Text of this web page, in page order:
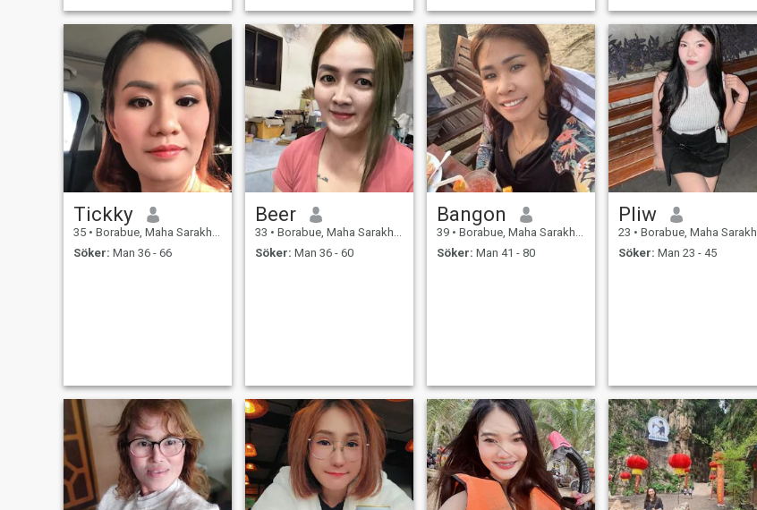
Tickky
35 • Borabue, Maha Sarakham, Thailand
Söker: Man 36 - 66
Beer
33 • Borabue, Maha Sarakham, Thailand
Söker: Man 36 - 60
Bangon
39 • Borabue, Maha Sarakham, Thailand
Söker: Man 41 - 80
Pliw
23 • Borabue, Maha Sarakham, Thailand
Söker: Man 23 - 45